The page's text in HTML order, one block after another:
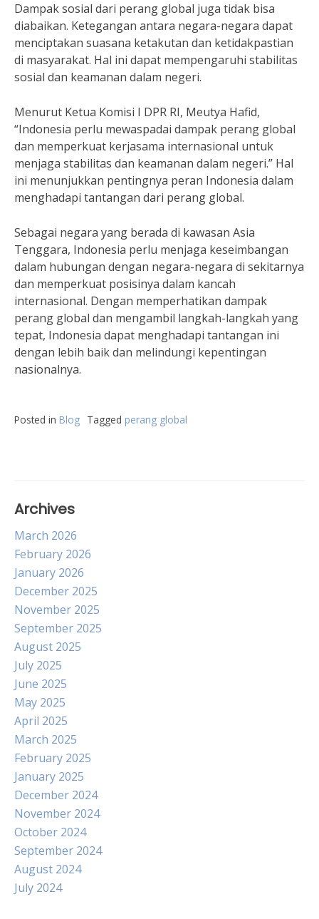
Dampak sosial dari perang global juga tidak bisa
diabaikan. Ketegangan antara negara-negara dapat
menciptakan suasana ketakutan dan ketidakpastian
di masyarakat. Hal ini dapat mempengaruhi stabilitas
sosial dan keamanan dalam negeri.
Menurut Ketua Komisi I DPR RI, Meutya Hafid,
“Indonesia perlu mewaspadai dampak perang global
dan memperkuat kerjasama internasional untuk
menjaga stabilitas dan keamanan dalam negeri.” Hal
ini menunjukkan pentingnya peran Indonesia dalam
menghadapi tantangan dari perang global.
Sebagai negara yang berada di kawasan Asia
Tenggara, Indonesia perlu menjaga keseimbangan
dalam hubungan dengan negara-negara di sekitarnya
dan memperkuat posisinya dalam kancah
internasional. Dengan memperhatikan dampak
perang global dan mengambil langkah-langkah yang
tepat, Indonesia dapat menghadapi tantangan ini
dengan lebih baik dan melindungi kepentingan
nasionalnya.
Posted in Blog Tagged perang global
Archives
March 2026
February 2026
January 2026
December 2025
November 2025
September 2025
August 2025
July 2025
June 2025
May 2025
April 2025
March 2025
February 2025
January 2025
December 2024
November 2024
October 2024
September 2024
August 2024
July 2024